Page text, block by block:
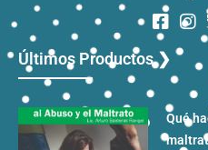
Últimos Productos ❯
Qué